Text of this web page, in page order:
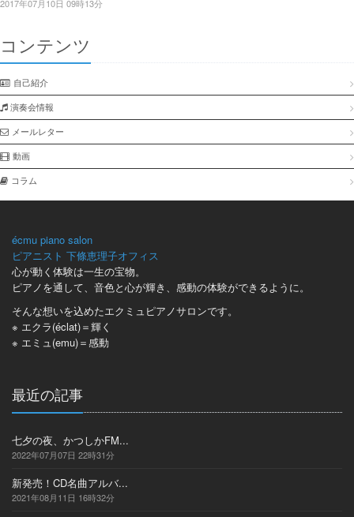
2017年07月10日 09時13分
コンテンツ
自己紹介
演奏会情報
メールレター
動画
コラム
écmu piano salon
ピアニスト 下條恵理子オフィス
心が動く体験は一生の宝物。
ピアノを通して、音色と心が輝き、感動の体験ができるように。
そんな想いを込めたエクミュピアノサロンです。
※ エクラ(éclat)＝輝く
※ エミュ(emu)＝感動
最近の記事
七夕の夜、かつしかFM...
2022年07月07日 22時31分
新発売！CD名曲アルバ...
2021年08月11日 16時32分